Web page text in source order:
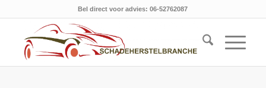
Bel direct voor advies: 06-52762087